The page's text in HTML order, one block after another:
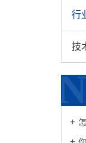
行
技
N